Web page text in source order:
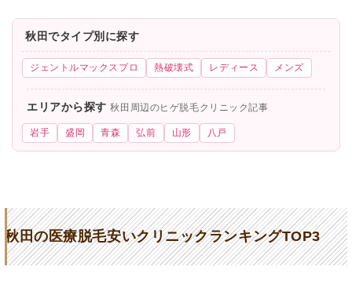
秋田でタイプ別に探す
ジェントルマックスプロ 熱破壊式 レディース メンズ
エリアから探す秋田周辺のヒゲ脱毛クリニック記事
岩手 盛岡 青森 弘前 山形 八戸
秋田の医療脱毛安いクリニックランキングTOP3